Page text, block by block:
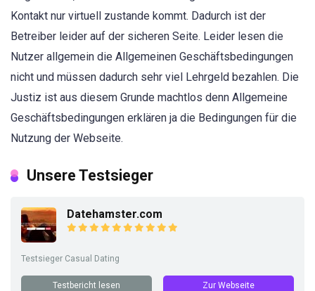
Kontakt nur virtuell zustande kommt. Dadurch ist der
Betreiber leider auf der sicheren Seite. Leider lesen die
Nutzer allgemein die Allgemeinen Geschäftsbedingungen
nicht und müssen dadurch sehr viel Lehrgeld bezahlen. Die
Justiz ist aus diesem Grunde machtlos denn Allgemeine
Geschäftsbedingungen erklären ja die Bedingungen für die
Nutzung der Webseite.
Unsere Testsieger
Datehamster.com
Testsieger Casual Dating
Testbericht lesen Zur Webseite